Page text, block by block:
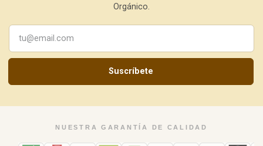
Orgánico.
Suscríbete
NUESTRA GARANTÍA DE CALIDAD